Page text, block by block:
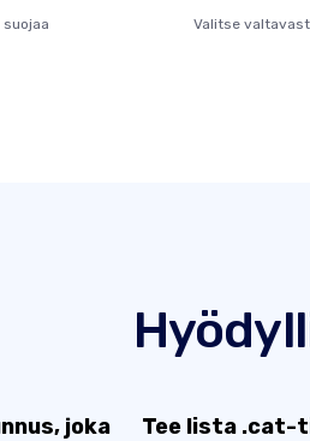
Valitse
joka
Tee lista